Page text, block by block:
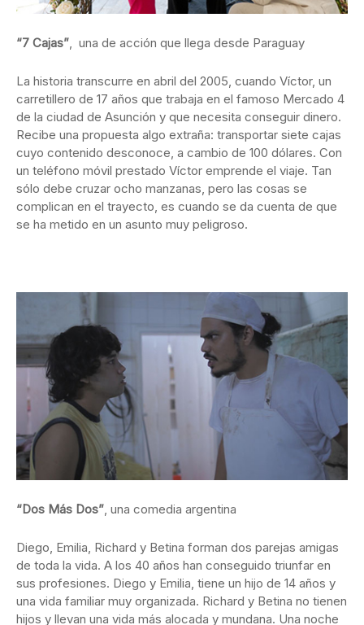
“7 Cajas”, una de acción que llega desde Paraguay
La historia transcurre en abril del 2005, cuando Víctor, un
carretillero de 17 años que trabaja en el famoso Mercado 4
de la ciudad de Asunción y que necesita conseguir dinero.
Recibe una propuesta algo extraña: transportar siete cajas
cuyo contenido desconoce, a cambio de 100 dólares. Con
un teléfono móvil prestado Víctor emprende el viaje. Tan
sólo debe cruzar ocho manzanas, pero las cosas se
complican en el trayecto, es cuando se da cuenta de que
se ha metido en un asunto muy peligroso.
“Dos Más Dos” , una comedia argentina
Diego, Emilia, Richard y Betina forman dos parejas amigas
de toda la vida. A los 40 años han conseguido triunfar en
sus profesiones. Diego y Emilia, tiene un hijo de 14 años y
una vida familiar muy organizada. Richard y Betina no tienen
hijos y llevan una vida más alocada y mundana. Una noche